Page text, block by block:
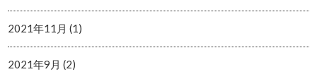
2021年11月 (1)
2021年9月 (2)